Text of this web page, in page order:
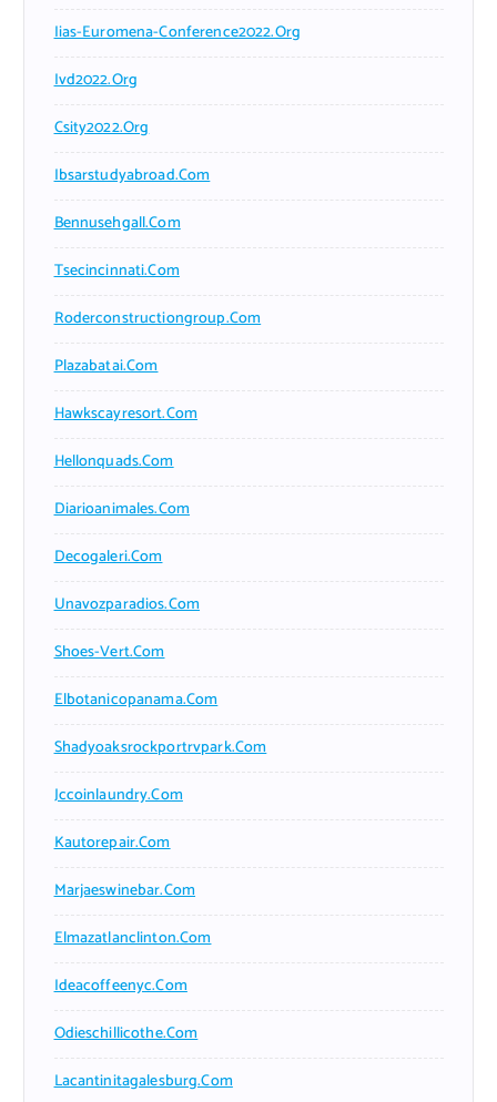
Iias-Euromena-Conference2022.org
Ivd2022.org
Csity2022.org
Ibsarstudyabroad.com
Bennusehgall.com
Tsecincinnati.com
Roderconstructiongroup.com
Plazabatai.com
Hawkscayresort.com
Hellonquads.com
Diarioanimales.com
Decogaleri.com
Unavozparadios.com
Shoes-Vert.com
Elbotanicopanama.com
Shadyoaksrockportrvpark.com
Jccoinlaundry.com
Kautorepair.com
Marjaeswinebar.com
Elmazatlanclinton.com
Ideacoffeenyc.com
Odieschillicothe.com
Lacantinitagalesburg.com